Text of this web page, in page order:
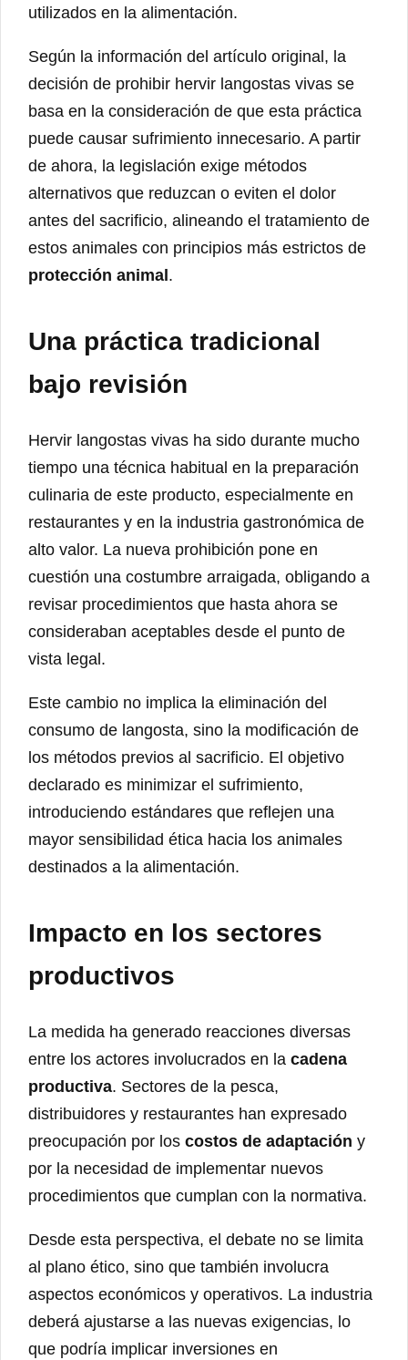
utilizados en la alimentación.
Según la información del artículo original, la
decisión de prohibir hervir langostas vivas se
basa en la consideración de que esta práctica
puede causar sufrimiento innecesario. A partir
de ahora, la legislación exige métodos
alternativos que reduzcan o eviten el dolor
antes del sacrificio, alineando el tratamiento de
estos animales con principios más estrictos de
protección animal.
Una práctica tradicional
bajo revisión
Hervir langostas vivas ha sido durante mucho
tiempo una técnica habitual en la preparación
culinaria de este producto, especialmente en
restaurantes y en la industria gastronómica de
alto valor. La nueva prohibición pone en
cuestión una costumbre arraigada, obligando a
revisar procedimientos que hasta ahora se
consideraban aceptables desde el punto de
vista legal.
Este cambio no implica la eliminación del
consumo de langosta, sino la modificación de
los métodos previos al sacrificio. El objetivo
declarado es minimizar el sufrimiento,
introduciendo estándares que reflejen una
mayor sensibilidad ética hacia los animales
destinados a la alimentación.
Impacto en los sectores
productivos
La medida ha generado reacciones diversas
entre los actores involucrados en la cadena
productiva. Sectores de la pesca,
distribuidores y restaurantes han expresado
preocupación por los costos de adaptación y
por la necesidad de implementar nuevos
procedimientos que cumplan con la normativa.
Desde esta perspectiva, el debate no se limita
al plano ético, sino que también involucra
aspectos económicos y operativos. La industria
deberá ajustarse a las nuevas exigencias, lo
que podría implicar inversiones en